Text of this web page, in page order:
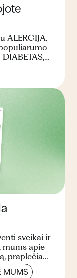
ALERGIJA.
sveikai ir
mums apie
praplečia
MUMS